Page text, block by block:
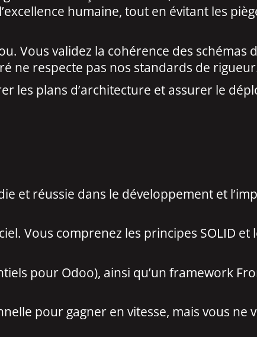
humaine, tout en évitant les
Vous validez la cohérence des schémas
ne respecte pas nos standards de
les plans d’architecture et assurer le
et réussie dans le développement et
Vous comprenez les principes SOLID et
pour Odoo), ainsi qu’un framework
pour gagner en vitesse, mais vous ne